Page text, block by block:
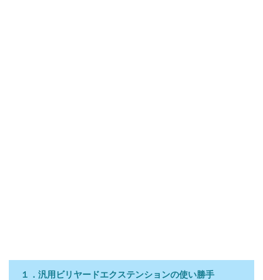
１．汎用ビリヤードエクステンションの使い勝手